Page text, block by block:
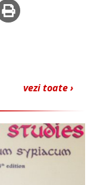
vezi toate ›